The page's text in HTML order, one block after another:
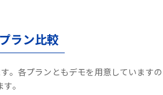
プラン比較
。各プランともデモを用意していますの
。